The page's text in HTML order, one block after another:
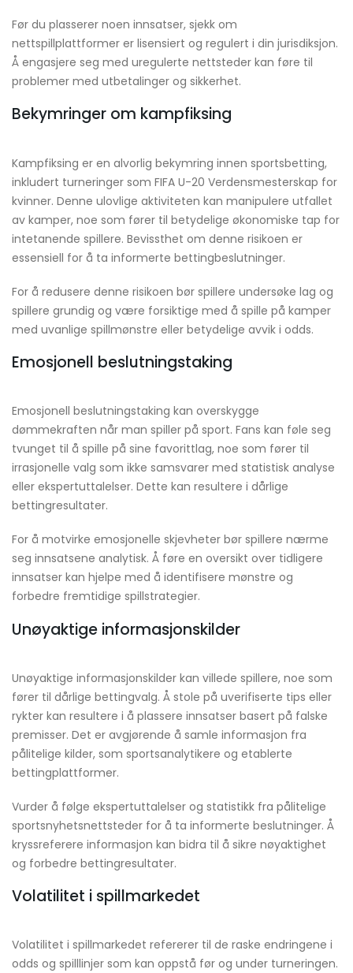
Før du plasserer noen innsatser, sjekk om
nettspillplattformer er lisensiert og regulert i din jurisdiksjon.
Å engasjere seg med uregulerte nettsteder kan føre til
problemer med utbetalinger og sikkerhet.
Bekymringer om kampfiksing
Kampfiksing er en alvorlig bekymring innen sportsbetting,
inkludert turneringer som FIFA U-20 Verdensmesterskap for
kvinner. Denne ulovlige aktiviteten kan manipulere utfallet
av kamper, noe som fører til betydelige økonomiske tap for
intetanende spillere. Bevissthet om denne risikoen er
essensiell for å ta informerte bettingbeslutninger.
For å redusere denne risikoen bør spillere undersøke lag og
spillere grundig og være forsiktige med å spille på kamper
med uvanlige spillmønstre eller betydelige avvik i odds.
Emosjonell beslutningstaking
Emosjonell beslutningstaking kan overskygge
dømmekraften når man spiller på sport. Fans kan føle seg
tvunget til å spille på sine favorittlag, noe som fører til
irrasjonelle valg som ikke samsvarer med statistisk analyse
eller ekspertuttalelser. Dette kan resultere i dårlige
bettingresultater.
For å motvirke emosjonelle skjevheter bør spillere nærme
seg innsatsene analytisk. Å føre en oversikt over tidligere
innsatser kan hjelpe med å identifisere mønstre og
forbedre fremtidige spillstrategier.
Unøyaktige informasjonskilder
Unøyaktige informasjonskilder kan villede spillere, noe som
fører til dårlige bettingvalg. Å stole på uverifiserte tips eller
rykter kan resultere i å plassere innsatser basert på falske
premisser. Det er avgjørende å samle informasjon fra
pålitelige kilder, som sportsanalytikere og etablerte
bettingplattformer.
Vurder å følge ekspertuttalelser og statistikk fra pålitelige
sportsnyhetsnettsteder for å ta informerte beslutninger. Å
kryssreferere informasjon kan bidra til å sikre nøyaktighet
og forbedre bettingresultater.
Volatilitet i spillmarkedet
Volatilitet i spillmarkedet refererer til de raske endringene i
odds og spilllinjer som kan oppstå før og under turneringen.